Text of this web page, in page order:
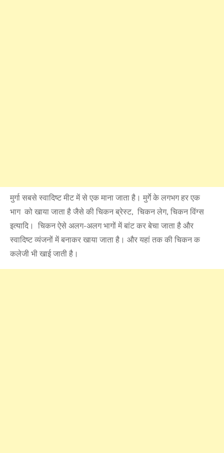
मुर्गा सबसे स्वादिष्ट मीट में से एक माना जाता है। मुर्गे के लगभग हर एक
भाग को खाया जाता है जैसे की चिकन ब्रेस्ट, चिकन लेग, चिकन विंग्स
इत्यादि। चिकन ऐसे अलग-अलग भागों में बांट कर बेचा जाता है और
स्वादिष्ट व्यंजनों में बनाकर खाया जाता है। और यहां तक की चिकन क
कलेजी भी खाई जाती है।